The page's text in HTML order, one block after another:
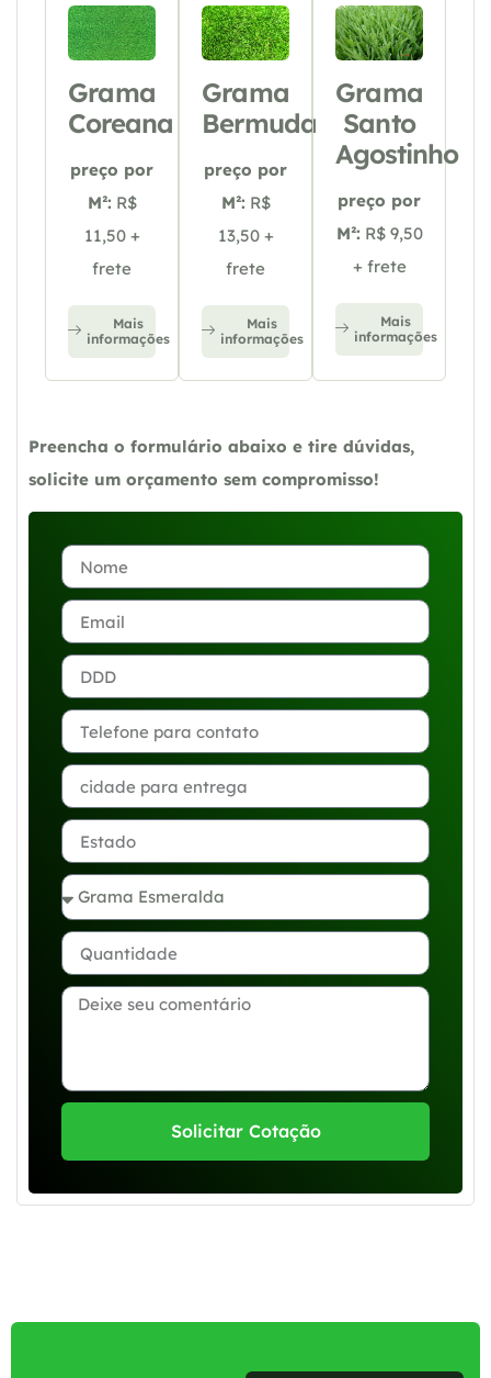
Grama
Coreana
preço por
M²: R$
11,50 +
frete
Mais
informações
Grama
Bermuda
preço por
M²: R$
13,50 +
frete
Mais
informações
Grama
Santo
Agostinho
preço por
M²: R$ 9,50
+ frete
Mais
informações
Preencha o formulário abaixo e tire dúvidas,
solicite um orçamento sem compromisso!
Solicitar Cotação